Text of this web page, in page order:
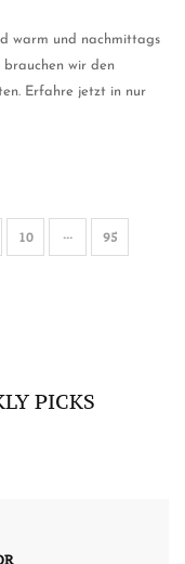
warm und nachmittags
wir den
Erfahre jetzt in nur
10 ··· 95
PICKS